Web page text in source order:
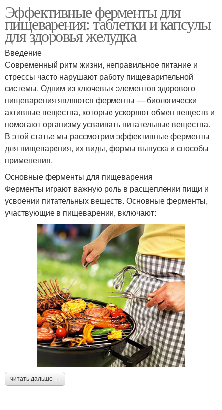
Эффективные ферменты для
пищеварения: таблетки и капсулы
для здоровья желудка
Введение
Современный ритм жизни, неправильное питание и
стрессы часто нарушают работу пищеварительной
системы. Одним из ключевых элементов здорового
пищеварения являются ферменты — биологически
активные вещества, которые ускоряют обмен веществ и
помогают организму усваивать питательные вещества.
В этой статье мы рассмотрим эффективные ферменты
для пищеварения, их виды, формы выпуска и способы
применения.
Основные ферменты для пищеварения
Ферменты играют важную роль в расщеплении пищи и
усвоении питательных веществ. Основные ферменты,
участвующие в пищеварении, включают:
читать дальше →